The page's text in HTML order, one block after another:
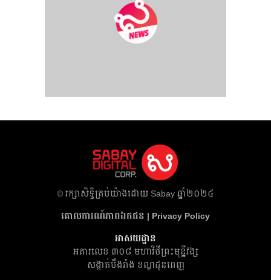
​© រក្សា​សិទ្ធិ​គ្រប់​យ៉ាង​ដោយ​ Sabay ឆ្នាំ​២០២៤
គោលការណ៍​ភាព​ឯកជន | Privacy Policy
អាសយដ្ឋាន
អគារ​លេខ ៣០៨ មហាវិថីព្រះមុន្នីវង្ស
សង្កាត់បឹងរាំង ខណ្ឌដូនពេញ